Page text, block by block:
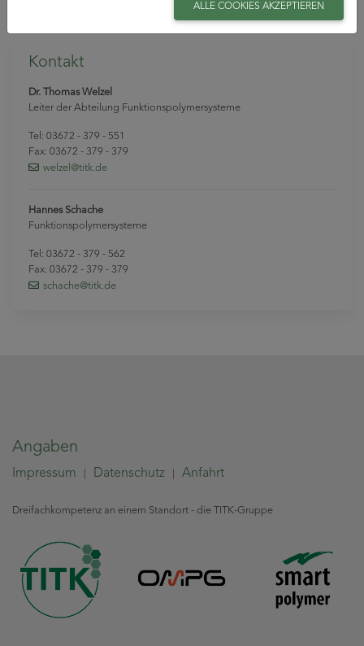
Kontakt
Dr. Thomas Welzel
Leiter der Abteilung Funktionspolymersysteme
Tel: 03672 - 379 - 551
Fax: 03672 - 379 - 379
welzel @titk.de
Hannes Schache
Funktionspolymersysteme
Tel: 03672 - 379 - 562
Fax: 03672 - 379 - 379
schache@titk.de
Angaben
Impressum Datenschutz Anfahrt
Dreifachkompetenz an einem Standort - die TITK-Gruppe
ALLE COOKIES AKZEPTIEREN